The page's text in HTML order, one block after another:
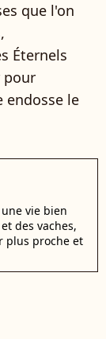
que l'on
Éternels
pour
endosse le
vie bien
des vaches,
plus proche et